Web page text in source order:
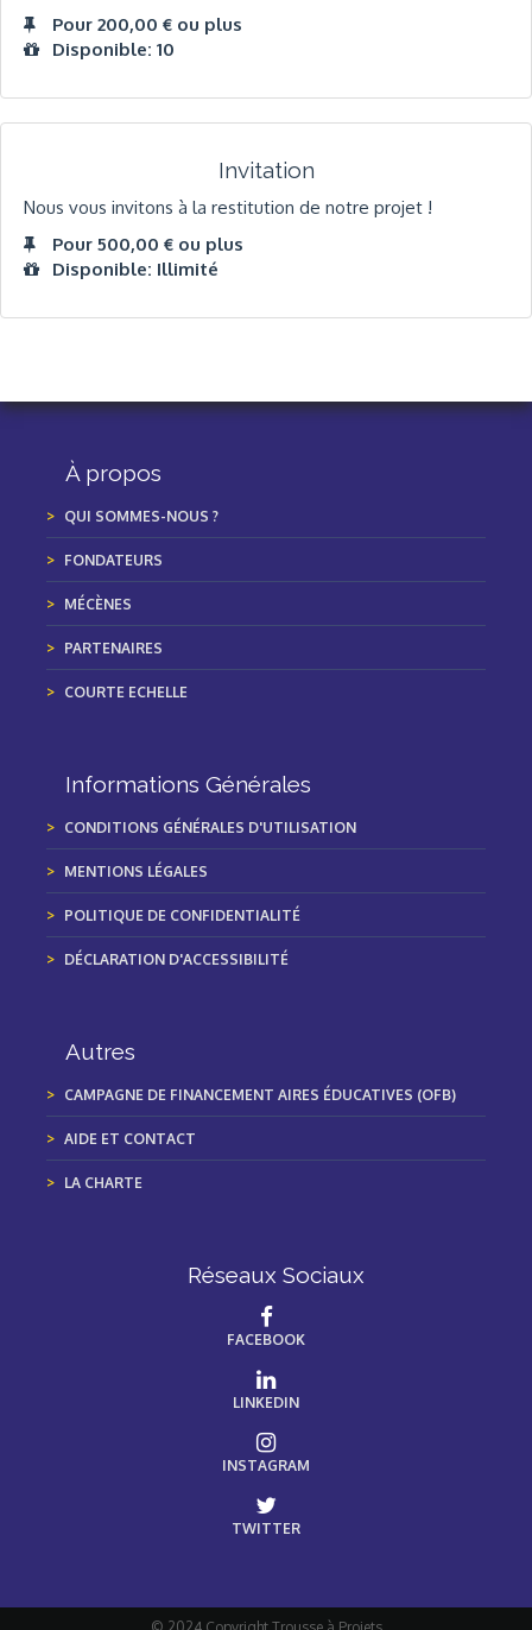
Pour 200,00 € ou plus
Disponible: 10
Invitation
Nous vous invitons à la restitution de notre projet !
Pour 500,00 € ou plus
Disponible: Illimité
À propos
QUI SOMMES-NOUS ?
FONDATEURS
MÉCÈNES
PARTENAIRES
COURTE ECHELLE
Informations Générales
CONDITIONS GÉNÉRALES D'UTILISATION
MENTIONS LÉGALES
POLITIQUE DE CONFIDENTIALITÉ
DÉCLARATION D'ACCESSIBILITÉ
Autres
CAMPAGNE DE FINANCEMENT AIRES ÉDUCATIVES (OFB)
AIDE ET CONTACT
LA CHARTE
Réseaux Sociaux
FACEBOOK
LINKEDIN
INSTAGRAM
TWITTER